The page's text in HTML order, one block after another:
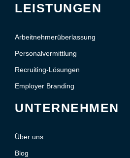
LEISTUNGEN
Arbeitnehmerüberlassung
Personalvermittlung
Recruiting-Lösungen
Employer Branding
UNTERNEHMEN
Über uns
Blog